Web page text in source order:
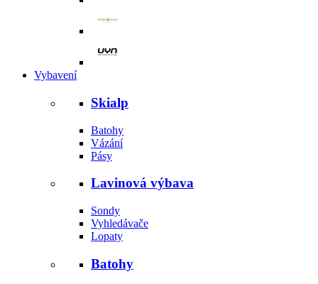
Vybavení
Skialp
Batohy
Vázání
Pásy
Lavinová výbava
Sondy
Vyhledávače
Lopaty
Batohy